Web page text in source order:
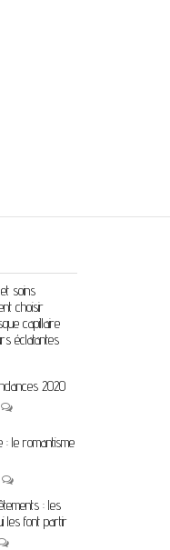
soins
choisir
capillaire
éclatantes
2020
: le romantisme
: les
les font partir